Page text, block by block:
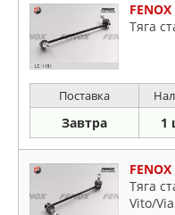
Тяга
Поставка
Завтра 1
Тяга
Vito/